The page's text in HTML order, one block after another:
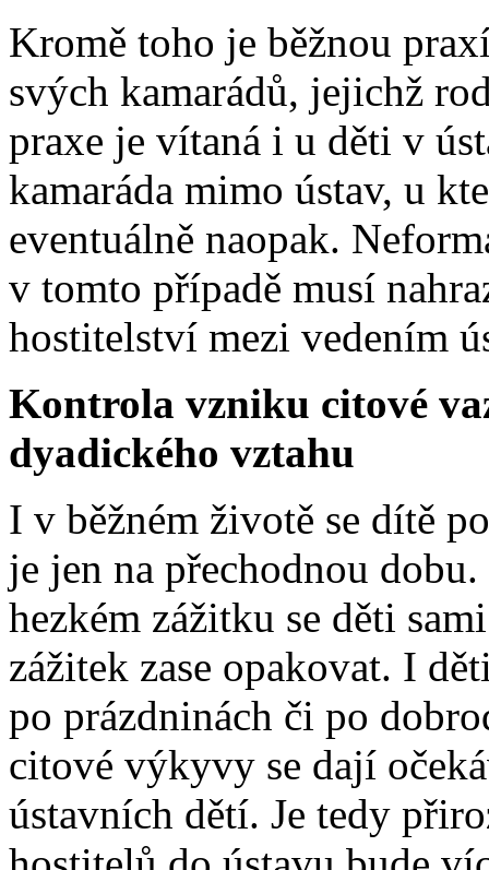
Kromě toho je běžnou
svých kamarádů, jejichž
praxe je vítaná i u děti v
kamaráda mimo ústav, u
eventuálně naopak.
v tomto případě musí
hostitelství mezi vedením
Kontrola vzniku citové
dyadického vztahu
I v běžném životě se dítě
je jen na přechodnou
hezkém zážitku se děti
zážitek zase opakovat. I
po prázdninách či po
citové výkyvy se dají
ústavních dětí. Je tedy